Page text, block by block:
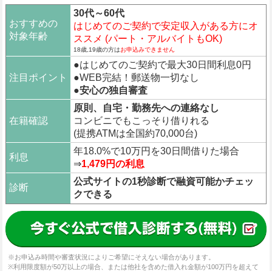
おすすめの
対象年齢
30代～60代
はじめてのご契約で安定収入がある方にオ
ススメ (パート・アルバイトもOK)
18歳,19歳の方はお申込みできません
注目ポイント
●はじめてのご契約で最大30日間利息0円
●WEB完結！郵送物一切なし
●安心の独自審査
在籍確認
原則、自宅・勤務先への連絡なし
コンビニでもこっそり借りれる
(提携ATMは全国約70,000台)
利息
年18.0%で10万円を30日間借りた場合
⇒1,479円の利息
診断
公式サイトの1秒診断で融資可能かチェッ
クできる
※お申込み時間や審査状況によりご希望にそえない場合があります。
※利用限度額が50万以上の場合、または他社を含めた借入れ金額が100万円を超えて